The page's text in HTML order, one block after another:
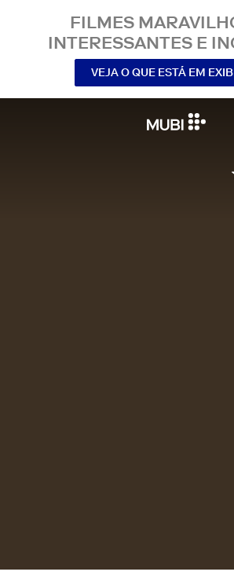
FILMES
INTERESSANTES E
VEJA O QUE ESTÁ EM